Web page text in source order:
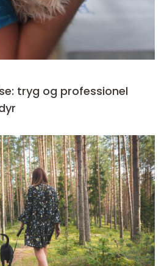
tryg og professionel